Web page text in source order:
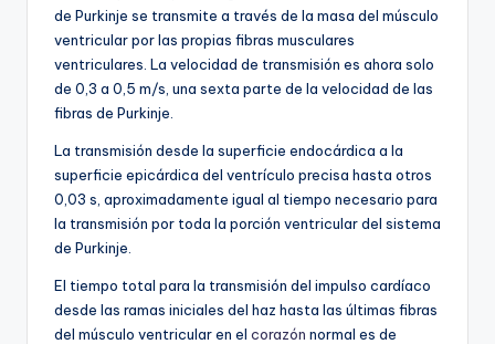
de Purkinje se transmite a través de la masa del músculo
ventricular por las propias fibras musculares
ventriculares. La velocidad de transmisión es ahora solo
de 0,3 a 0,5 m/s, una sexta parte de la velocidad de las
fibras de Purkinje.
La transmisión desde la superficie endocárdica a la
superficie epicárdica del ventrículo precisa hasta otros
0,03 s, aproximadamente igual al tiempo necesario para
la transmisión por toda la porción ventricular del sistema
de Purkinje.
El tiempo total para la transmisión del impulso cardíaco
desde las ramas iniciales del haz hasta las últimas fibras
del músculo ventricular en el corazón normal es de